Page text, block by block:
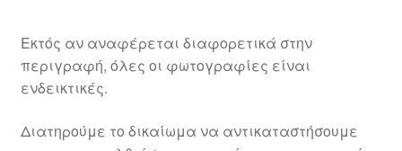
Εκτός αν αναφέρεται διαφορετικά στην
περιγραφή, όλες οι φωτογραφίες είναι
ενδεικτικές.
Διατηρούμε το δικαίωμα να αντικαταστήσουμε